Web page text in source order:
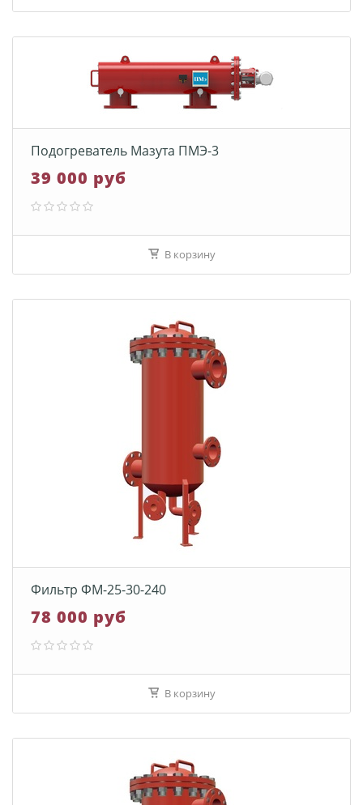
Подогреватель Мазута ПМЭ-3
39 000 руб
В корзину
Фильтр ФМ-25-30-240
78 000 руб
В корзину